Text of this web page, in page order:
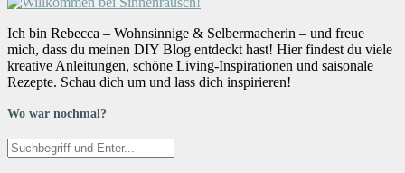
Ich bin Rebecca – Wohnsinnige & Selbermacherin – und freue
mich, dass du meinen DIY Blog entdeckt hast! Hier findest du viele
kreative Anleitungen, schöne Living-Inspirationen und saisonale
Rezepte. Schau dich um und lass dich inspirieren!
Wo war nochmal?